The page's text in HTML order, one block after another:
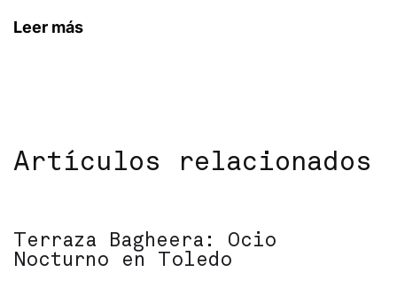
Leer más
Artículos relacionados
Terraza Bagheera: Ocio
Nocturno en Toledo